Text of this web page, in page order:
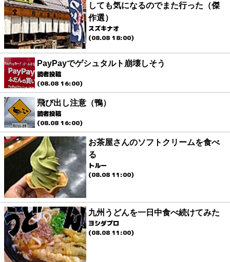
しても気になるのでまた行った（傑
作選）
スズキナオ
(08.08 18:00)
PayPayでゲシュタルト崩壊しそう
読者投稿
(08.08 16:00)
飛び出し注意（鴨）
読者投稿
(08.08 16:00)
お茶屋さんのソフトクリームを食べ
る
トルー
(08.08 11:00)
九州うどんを一日中食べ続けてみた
ヨシダプロ
(08.08 11:00)